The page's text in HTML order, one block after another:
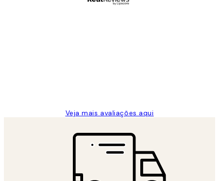
Veja mais avaliações aqui